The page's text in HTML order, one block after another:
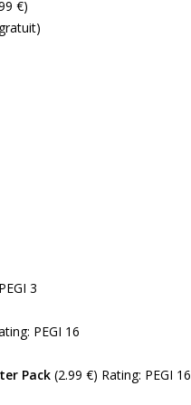
€)
3
PEGI 16
Pack (2.99 €) Rating: PEGI 16